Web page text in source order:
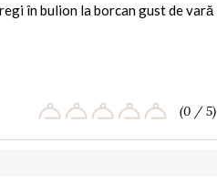
în bulion la borcan gust de vară
(0 / 5)